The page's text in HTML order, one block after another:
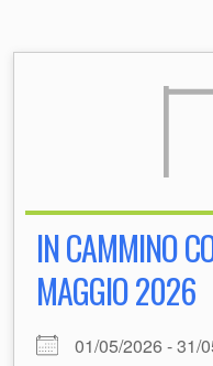
IN CAMMINO
MAGGIO 2026
01/05/2026 - 31/